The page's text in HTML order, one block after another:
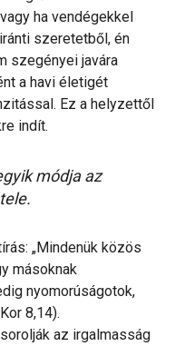
ha vendégekkel
szeretetből, én
szegényei javára
a havi életigét
Ez a helyzettől
indít.
módja az
„Mindenük közös
másoknak
nyomorúságotok,
8,14).
az irgalmasság